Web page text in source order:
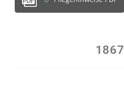
1867